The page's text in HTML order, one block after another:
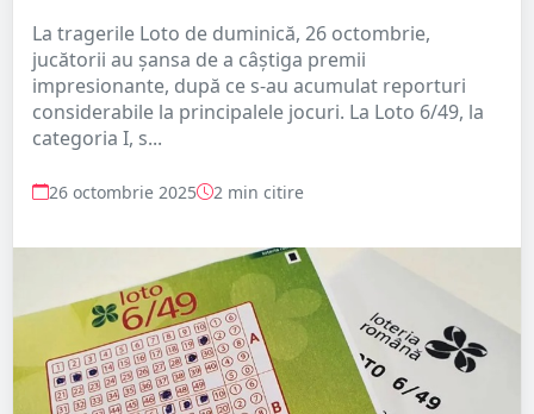
La tragerile Loto de duminică, 26 octombrie,
jucătorii au șansa de a câștiga premii
impresionante, după ce s-au acumulat reporturi
considerabile la principalele jocuri. La Loto 6/49, la
categoria I, s...
26 octombrie 2025 2 min citire